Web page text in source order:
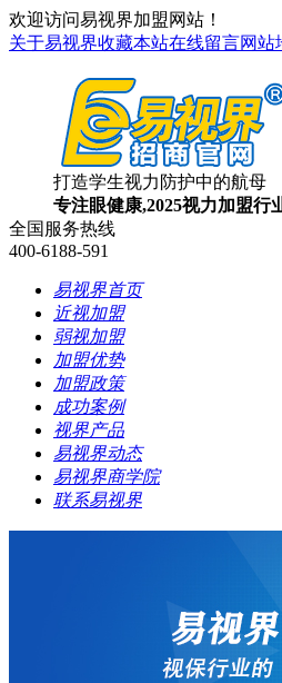
欢迎访问易视界加盟网站！
关于易视界收藏本站在线留言网站
打造学生视力防护中的航母
专注眼健康,2025视力加盟行
全国服务热线
400-6188-591
易视界首页
近视加盟
弱视加盟
加盟优势
加盟政策
成功案例
视界产品
易视界动态
易视界商学院
联系易视界